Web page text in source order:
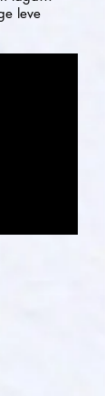
leve